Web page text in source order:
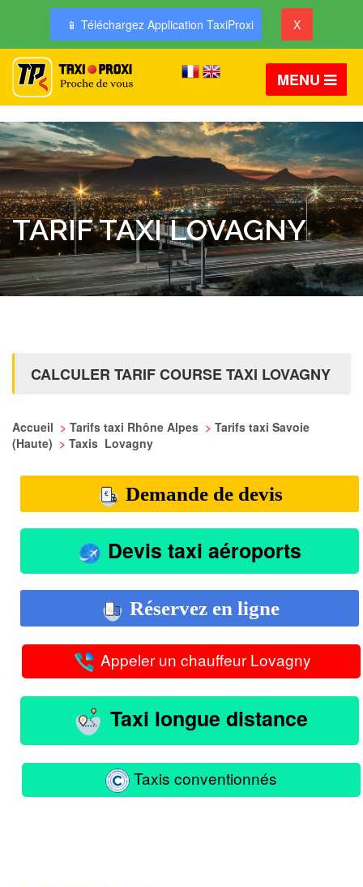
📱 Téléchargez Application TaxiProxi X
MENU
TARIF TAXI LOVAGNY
CALCULER TARIF COURSE TAXI LOVAGNY
Accueil > Tarifs taxi Rhône Alpes > Tarifs taxi Savoie
(Haute) > Taxis Lovagny
Demande de devis
Devis taxi aéroports
Réservez en ligne
Appeler un chauffeur Lovagny
Taxi longue distance
Taxis conventionnés